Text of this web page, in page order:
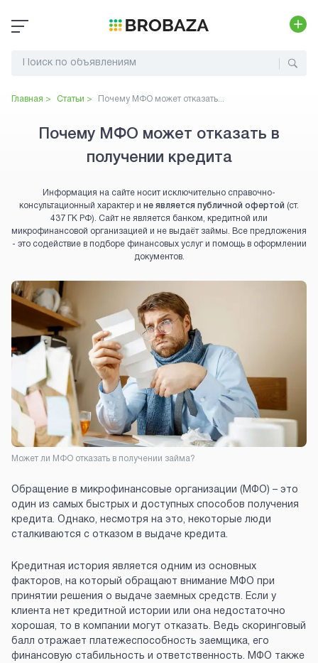
Главная > Статьи > Почему МФО может отказать...
Почему МФО может отказать в
получении кредита
Информация на сайте носит исключительно справочно-
консультационный характер и не является публичной офертой (ст.
437 ГК РФ). Сайт не является банком, кредитной или
микрофинансовой организацией и не выдаёт займы. Все предложения
- это содействие в подборе финансовых услуг и помощь в оформлении
документов.
Может ли МФО отказать в получении займа?
Обращение в микрофинансовые организации (МФО) – это
один из самых быстрых и доступных способов получения
кредита. Однако, несмотря на это, некоторые люди
сталкиваются с отказом в выдаче кредита.
Кредитная история является одним из основных
факторов, на который обращают внимание МФО при
принятии решения о выдаче заемных средств. Если у
клиента нет кредитной истории или она недостаточно
хорошая, то в компании могут отказать. Ведь скоринговый
балл отражает платежеспособность заемщика, его
финансовую стабильность и ответственность. МФО также